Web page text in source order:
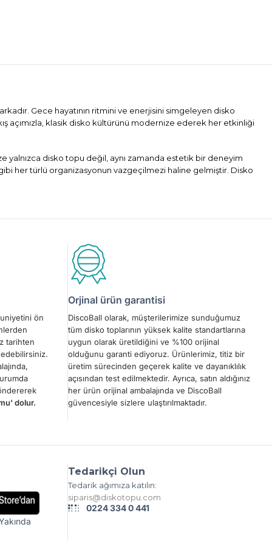
Gece hayatının ritmini ve enerjisini simgeleyen disko
açımızla, klasik disko kültürünü modernize ederek her etkinliği
yalnızca disko topu değil, aynı zamanda estetik bir deneyim
her türlü organizasyonun vazgeçilmezi haline gelmiştir. Disko
ön
tarihten
dolur.
Orjinal ürün garantisi
DiscoBall olarak, müşterilerimize sunduğumuz
tüm disko toplarının yüksek kalite standartlarına
uygun olarak üretildiğini ve %100 orijinal
olduğunu garanti ediyoruz. Ürünlerimiz, titiz bir
üretim sürecinden geçerek kalite ve dayanıklılık
açısından test edilmektedir. Ayrıca, satın aldığınız
her ürün orijinal ambalajında ve DiscoBall
güvencesiyle sizlere ulaştırılmaktadır.
Tedarikçi Olun
Tedarik ağımıza katılın:
siparis@diskotopu.com
0224 334 0 441